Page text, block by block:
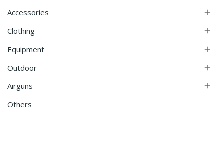
Accessories 
Clothing 
Equipment 
Outdoor 
Airguns 
Others